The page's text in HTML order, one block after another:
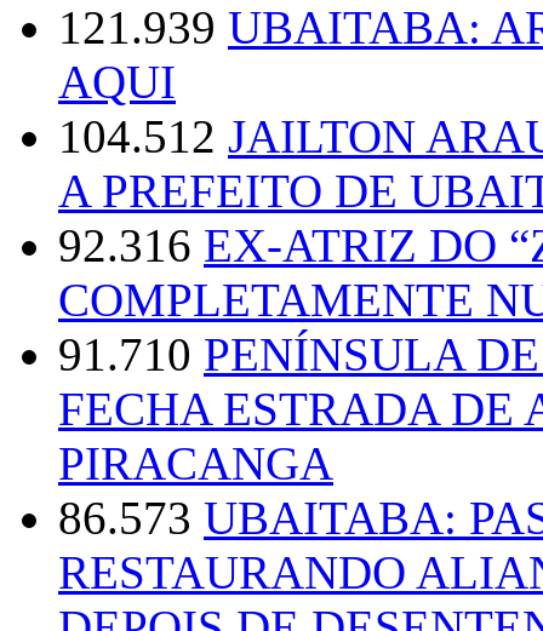
121.939 UBAITABA:
AQUI
104.512 JAILTON
A PREFEITO DE
92.316 EX-ATRIZ DO
COMPLETAMENTE
91.710 PENÍNSULA
FECHA ESTRADA DE
PIRACANGA
86.573 UBAITABA:
RESTAURANDO